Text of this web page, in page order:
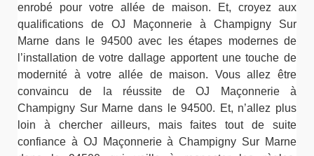
enrobé pour votre allée de maison. Et, croyez aux
qualifications de OJ Maçonnerie à Champigny Sur
Marne dans le 94500 avec les étapes modernes de
l’installation de votre dallage apportent une touche de
modernité à votre allée de maison. Vous allez être
convaincu de la réussite de OJ Maçonnerie à
Champigny Sur Marne dans le 94500. Et, n’allez plus
loin à chercher ailleurs, mais faites tout de suite
confiance à OJ Maçonnerie à Champigny Sur Marne